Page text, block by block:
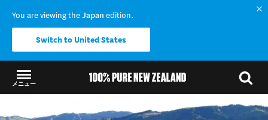
You are viewing theJapan edition.
Switch to United States
メニュー